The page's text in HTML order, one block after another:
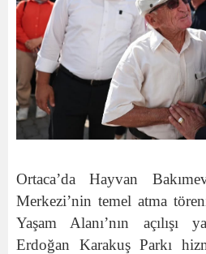
Ortaca’da Hayvan
Merkezi’nin temel atma
Yaşam Alanı’nın açılışı
Erdoğan Karakuş Parkı